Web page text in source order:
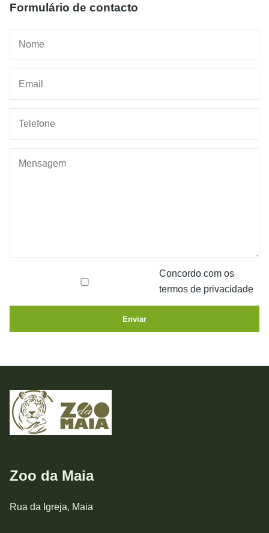
Formulário de contacto
Concordo com os
termos de privacidade
Enviar
Zoo da Maia
Rua da Igreja, Maia